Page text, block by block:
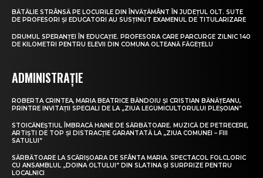
BĂTĂLIE STRÂNSĂ PE LOCURILE DIN ÎNVĂȚĂMÂNT ÎN JUDEȚUL OLT. SUTE
DE PROFESORI ȘI EDUCATORI AU SUSȚINUT EXAMENUL DE TITULARIZARE
DRUMUL SPERANȚEI ÎN EDUCAȚIE. PROFESORA CARE PARCURGE ZILNIC 140
DE KILOMETRI PENTRU ELEVII DIN COMUNA OLTEANĂ FĂGEȚELU
ADMINISTRAȚIE
ROBERTA CRINTEA, MARIA BEATRICE BĂNDOIU ȘI CRISTIAN BĂNĂȚEANU,
PRINTRE INVITAȚII SPECIALI DE LA „ZIUA LEGUMICULTORULUI PLEȘOIAN”
STOICĂNEȘTIUL ÎMBRACĂ HAINE DE SĂRBĂTOARE. MUZICĂ DE PETRECERE,
ARTIȘTI DE TOP ȘI DISTRACȚIE GARANTATĂ LA „ZIUA COMUNEI – FIII
SATULUI”
SĂRBĂTOARE LA SCĂRIȘOARA DE SFÂNTA MARIA. SPECTACOL FOLCLORIC
CU ANSAMBLUL „DOINA OLTULUI” DIN SLATINA ȘI SURPRIZE PENTRU
LOCALNICI